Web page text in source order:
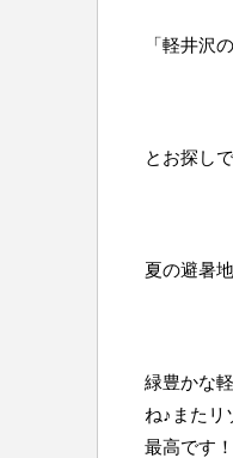
「軽井沢
とお探し
夏の避暑
緑豊かな
ね♪またリ
最高です！